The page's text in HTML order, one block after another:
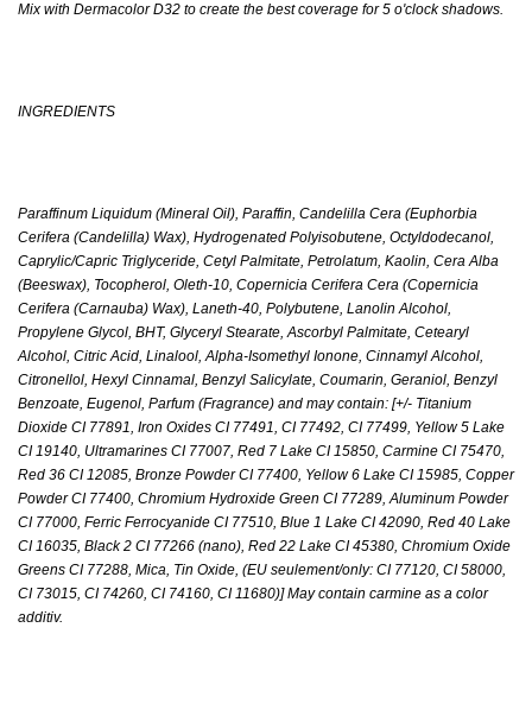
Mix with Dermacolor D32 to create the best coverage for 5 o'clock shadows.
INGREDIENTS
Paraffinum Liquidum (Mineral Oil), Paraffin, Candelilla Cera (Euphorbia
Cerifera (Candelilla) Wax), Hydrogenated Polyisobutene, Octyldodecanol,
Caprylic/Capric Triglyceride, Cetyl Palmitate, Petrolatum, Kaolin, Cera Alba
(Beeswax), Tocopherol, Oleth-10, Copernicia Cerifera Cera (Copernicia
Cerifera (Carnauba) Wax), Laneth-40, Polybutene, Lanolin Alcohol,
Propylene Glycol, BHT, Glyceryl Stearate, Ascorbyl Palmitate, Cetearyl
Alcohol, Citric Acid, Linalool, Alpha-Isomethyl Ionone, Cinnamyl Alcohol,
Citronellol, Hexyl Cinnamal, Benzyl Salicylate, Coumarin, Geraniol, Benzyl
Benzoate, Eugenol, Parfum (Fragrance) and may contain: [+/- Titanium
Dioxide CI 77891, Iron Oxides CI 77491, CI 77492, CI 77499, Yellow 5 Lake
CI 19140, Ultramarines CI 77007, Red 7 Lake CI 15850, Carmine CI 75470,
Red 36 CI 12085, Bronze Powder CI 77400, Yellow 6 Lake CI 15985, Copper
Powder CI 77400, Chromium Hydroxide Green CI 77289, Aluminum Powder
CI 77000, Ferric Ferrocyanide CI 77510, Blue 1 Lake CI 42090, Red 40 Lake
CI 16035, Black 2 CI 77266 (nano), Red 22 Lake CI 45380, Chromium Oxide
Greens CI 77288, Mica, Tin Oxide, (EU seulement/only: CI 77120, CI 58000,
CI 73015, CI 74260, CI 74160, CI 11680)] May contain carmine as a color
additiv.